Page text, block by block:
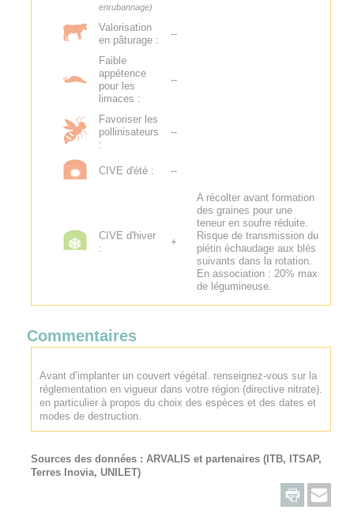
enrubannage)
Valorisation
en pâturage :
--
Faible
appétence
pour les
limaces :
--
Favoriser les
pollinisateurs
:
--
CIVE d'été : --
CIVE d'hiver
:
+
A récolter avant formation
des graines pour une
teneur en soufre réduite.
Risque de transmission du
piétin échaudage aux blés
suivants dans la rotation.
En association : 20% max
de légumineuse.
Commentaires
Avant d’implanter un couvert végétal. renseignez-vous sur la
réglementation en vigueur dans votre région (directive nitrate).
en particulier à propos du choix des espèces et des dates et
modes de destruction.
Sources des données : ARVALIS et partenaires (ITB, ITSAP,
Terres Inovia, UNILET)